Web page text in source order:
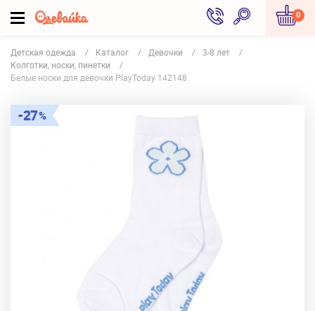
0
Детская одежда Каталог Девочки
3-8 лет
Колготки, носки, пинетки
Белые носки для девочки PlayToday 142148
27